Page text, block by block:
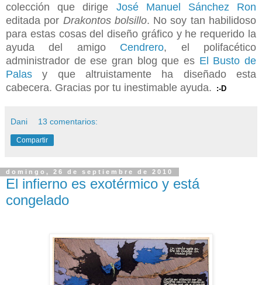
colección que dirige José Manuel Sánchez Ron
editada por Drakontos bolsillo. No soy tan habilidoso
para estas cosas del diseño gráfico y he requerido la
ayuda del amigo Cendrero, el polifacético
administrador de ese gran blog que es El Busto de
Palas y que altruistamente ha diseñado esta
cabecera. Gracias por tu inestimable ayuda. :-D
Dani 13 comentarios:
Compartir
domingo, 26 de septiembre de 2010
El infierno es exotérmico y está
congelado